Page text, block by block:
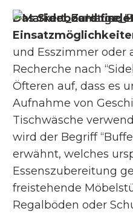
Das Sideboard
und Esszimmer oder
Recherche nach
Öfteren auf, dass es
Aufnahme von
Tischwäsche
wird der Begriff
erwähnt, welches
Essenszubereitung
freistehende
Regalböden oder